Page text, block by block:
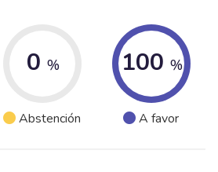
0 %
Abstención
100 %
A favor